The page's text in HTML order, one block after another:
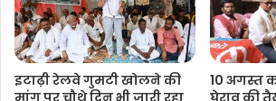
इटाढ़ी रेलवे गुमटी खोलने की
मांग पर चौथे दिन भी जारी रहा
10 अगस्त
घेराव की